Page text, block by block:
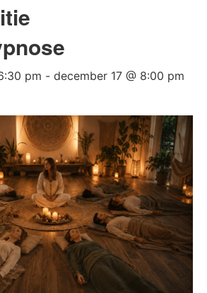
pm - december 17 @ 8:00 pm